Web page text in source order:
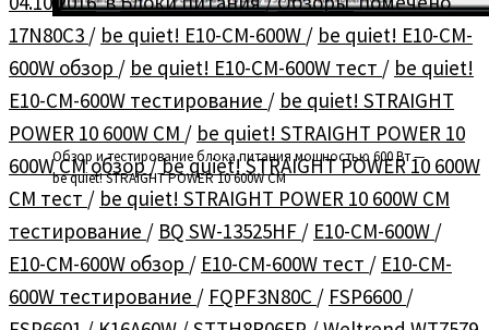
Обзор и тестирование блока питания мощностью 600 Вт —
be quiet! STRAIGHT POWER 10 600W CM
17N80C3 / be quiet! E10-CM-600W / be quiet! E10-CM-
600W обзор / be quiet! E10-CM-600W тест / be quiet!
E10-CM-600W тестирование / be quiet! STRAIGHT
POWER 10 600W CM / be quiet! STRAIGHT POWER 10
600W CM обзор/be quiet! STRAIGHT POWER 10 600W
CM тест / be quiet! STRAIGHT POWER 10 600W CM
тестирование / BQ SW-13525HF / E10-CM-600W /
E10-CM-600W обзор / E10-CM-600W тест / E10-CM-
600W тестирование / FQPF3N80C / FSP6600 /